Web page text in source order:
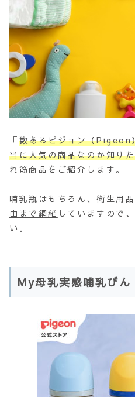
「 数あるピジョン（Pigeon
当に人気の商品なのか知り
れ筋商品をご紹介します。
哺乳瓶はもちろん、衛生用
由まで網羅 していますので
い。
My母乳実感哺乳び